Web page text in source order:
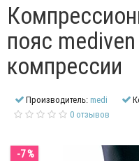
пояс
компрессии
Производитель:medi
0 отзывов
-7 %